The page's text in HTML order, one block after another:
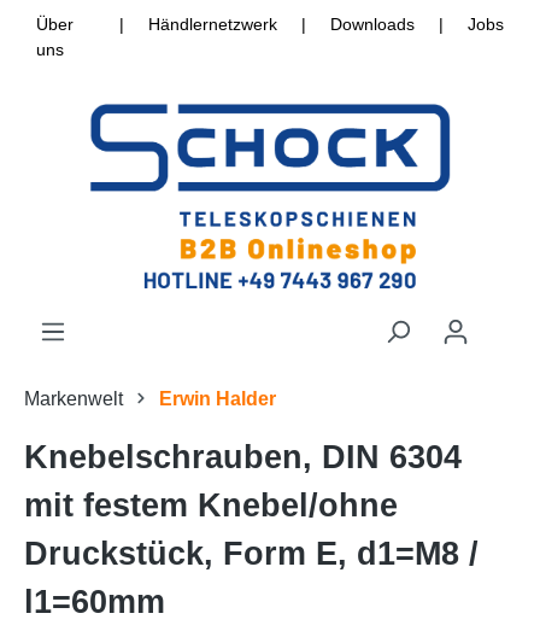
Über
uns
| Händlernetzwerk | Downloads | Jobs
Markenwelt Erwin Halder
Knebelschrauben, DIN 6304
mit festem Knebel/ohne
Druckstück, Form E, d1=M8 /
l1=60mm